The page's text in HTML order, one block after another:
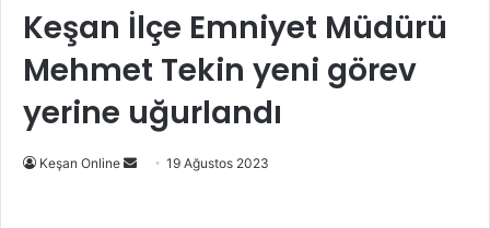
Keşan İlçe Emniyet Müdürü
Mehmet Tekin yeni görev
yerine uğurlandı
Keşan Online
Bir
19 Ağustos 2023